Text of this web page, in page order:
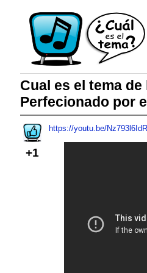
Cual es el tema
Perfecionado por
+1
https://youtu.be/